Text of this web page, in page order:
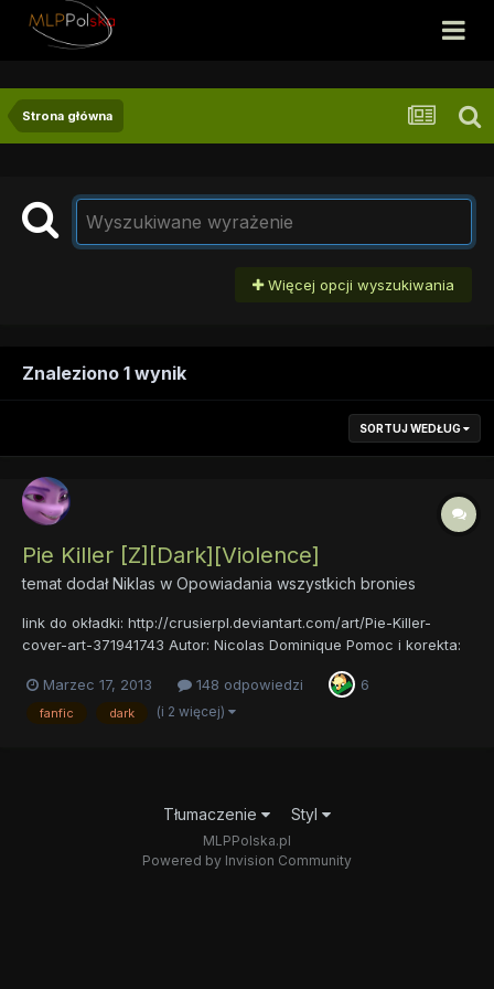
Strona główna
Więcej opcji wyszukiwania
Znaleziono 1 wynik
SORTUJ WEDŁUG
Pie Killer [Z][Dark][Violence]
temat dodałNiklas w Opowiadania wszystkich bronies
link do okładki: http://crusierpl.deviantart.com/art/Pie-Killer-
cover-art-371941743 Autor: Nicolas Dominique Pomoc i korekta:
poprawiona wersja mojego poprzedniego opowiadania
"Cupcakes Killer". Dawno temu w Torronto działa...
Marzec 17, 2013 148 odpowiedzi 6
fanfic dark (i 2 więcej)
Tłumaczenie Styl
MLPPolska.pl
Powered by Invision Community